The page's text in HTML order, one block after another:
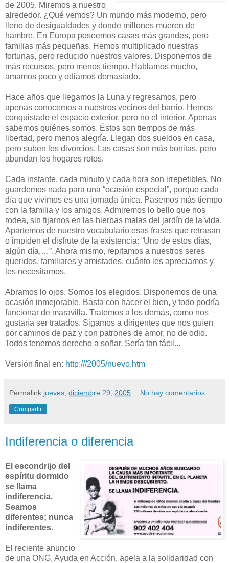
de 2005. Miremos a nuestro
alrededor. ¿Qué vemos? Un mundo más moderno, pero
lleno de desigualdades y donde millones mueren de
hambre. En Europa poseemos casas más grandes, pero
familias más pequeñas. Hemos multiplicado nuestras
fortunas, pero reducido nuestros valores. Disponemos de
más recursos, pero menos tiempo. Hablamos mucho,
amamos poco y odiamos demasiado.
Hace años que llegamos la Luna y regresamos, pero
apenas conocemos a nuestros vecinos del barrio. Hemos
conquistado el espacio exterior, pero no el interior. Apenas
sabemos quiénes somos. Éstos son tiempos de más
libertad, pero menos alegría. Llegan dos sueldos en casa,
pero suben los divorcios. Las casas son más bonitas, pero
abundan los hogares rotos.
Cada instante, cada minuto y cada hora son irrepetibles. No
guardemos nada para una “ocasión especial”, porque cada
día que vivimos es una jornada única. Pasemos más tiempo
con la familia y los amigos. Admiremos lo bello que nos
rodea, sin fijarnos en las hierbas malas del jardín de la vida.
Apartemos de nuestro vocabulario esas frases que retrasan
o impiden el disfrute de la existencia: “Uno de estos días,
algún día,…”. Ahora mismo, repitamos a nuestros seres
queridos, familiares y amistades, cuánto les apreciamos y
les necesitamos.
Abramos lo ojos. Somos los elegidos. Disponemos de una
ocasión inmejorable. Basta con hacer el bien, y todo podría
funcionar de maravilla. Tratemos a los demás, como nos
gustaría ser tratados. Sigamos a dirigentes que nos guíen
por caminos de paz y con patrones de amor, no de odio.
Todos tenemos derecho a soñar. Sería tan fácil...
Versión final en: http:///2005/nuevo.htm
Permalink jueves, diciembre 29, 2005 No hay comentarios:
Compartir
Indiferencia o diferencia
El escondrijo del
espíritu dormido
se llama
indiferencia.
Seamos
diferentes; nunca
indiferentes.
El reciente anuncio
de una ONG, Ayuda en Acción, apela a la solidaridad con